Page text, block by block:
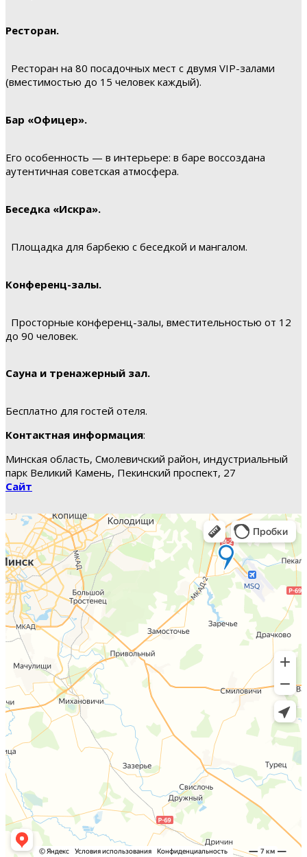
Ресторан.
Ресторан на 80 посадочных мест с двумя VIP-залами
(вместимостью до 15 человек каждый).
Бар «Офицер».
Его особенность — в интерьере: в баре воссоздана
аутентичная советская атмосфера.
Беседка «Искра».
Площадка для барбекю с беседкой и мангалом.
Конференц-залы.
Просторные конференц-залы, вместительностью от 12
до 90 человек.
Сауна и тренажерный зал.
Бесплатно для гостей отеля.
Контактная информация:
Минская область, Смолевичский район, индустриальный
парк Великий Камень, Пекинский проспект, 27
Сайт